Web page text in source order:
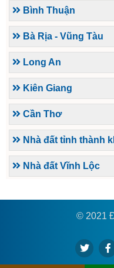
Bình Thuận
Bà Rịa - Vũng Tàu
Long An
Kiên Giang
Cần Thơ
Nhà đất tỉnh thành
Nhà đất Vĩnh Lộc
© 2021